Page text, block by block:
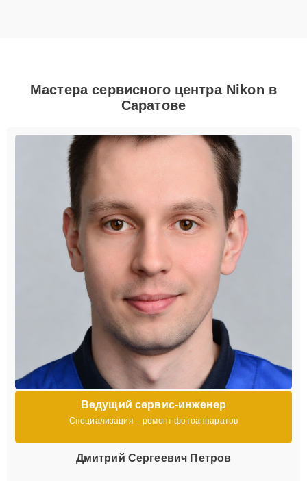
Мастера сервисного центра Nikon в
Саратове
Ведущий сервис-инженер
Специализация – ремонт фотоаппаратов
Дмитрий Сергеевич Петров